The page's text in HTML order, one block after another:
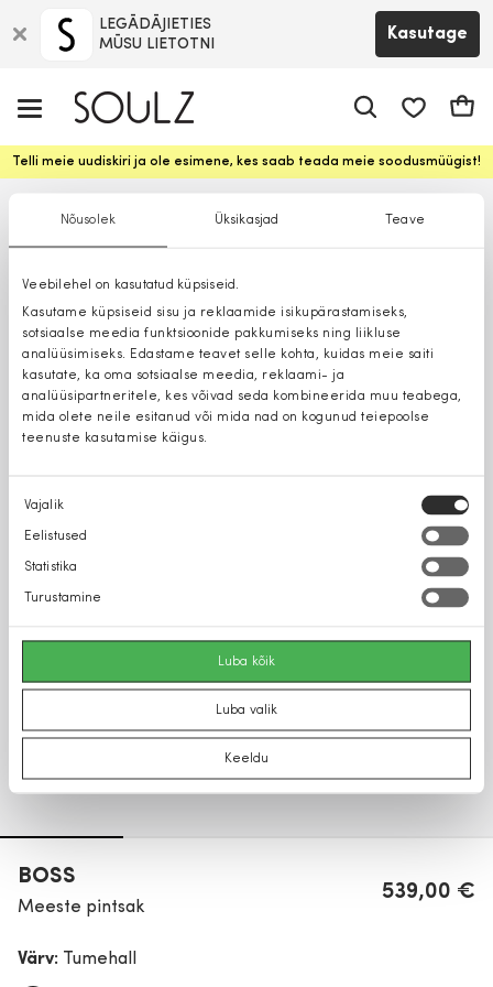
Nõusolek Üksikasjad Teave
Veebilehel on kasutatud küpsiseid.
Kasutame küpsiseid sisu ja reklaamide isikupärastamiseks,
sotsiaalse meedia funktsioonide pakkumiseks ning liikluse
analüüsimiseks. Edastame teavet selle kohta, kuidas meie saiti
kasutate, ka oma sotsiaalse meedia, reklaami- ja
analüüsipartneritele, kes võivad seda kombineerida muu teabega,
mida olete neile esitanud või mida nad on kogunud teiepoolse
teenuste kasutamise käigus.
Nõusoleku
valik
Vajalik
Eelistused
Statistika
Turustamine
Luba kõik
Luba valik
Keeldu
LEGĀDĀJIETIES
MŪSU LIETOTNI
Kasutage
Telli meie uudiskiri ja ole esimene, kes saab teada meie soodusmüügist!
BOSS
Meeste pintsak
539,00 €
Värv: Tumehall